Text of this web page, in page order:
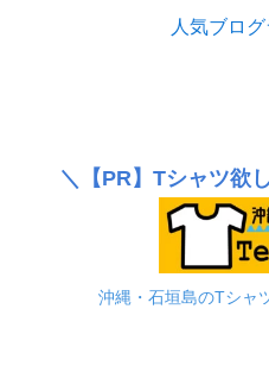
人気ブロ
＼ 【PR】 Tシャツ欲
沖縄・石垣島のTシャ